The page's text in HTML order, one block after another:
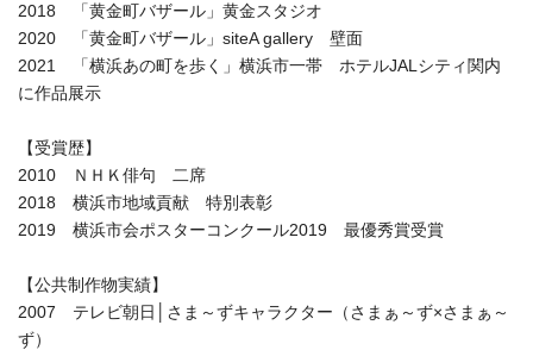
2018 「黄金町バザール」黄金スタジオ
2020 「黄金町バザール」siteA gallery 壁面
2021 「横浜あの町を歩く」横浜市一帯 ホテルJALシティ関内
に作品展示
【受賞歴】
2010 ＮＨＫ俳句 二席
2018 横浜市地域貢献 特別表彰
2019 横浜市会ポスターコンクール2019 最優秀賞受賞
【公共制作物実績】
2007 テレビ朝日│さま～ずキャラクター（さまぁ～ず×さまぁ～
ず）